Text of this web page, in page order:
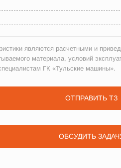
являются расчетными и
материала, условий
ГК «Тульские машины».
ОТПРАВИТЬ ТЗ
ОБСУДИТЬ